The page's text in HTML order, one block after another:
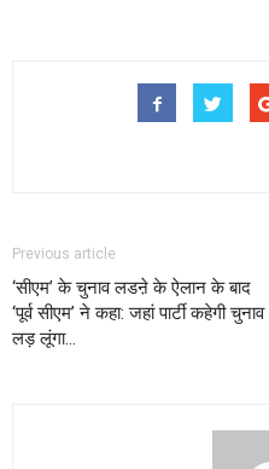
Previous article
‘सीएम’ के चुनाव लडऩे के ऐलान के बाद
‘पूर्व सीएम’ ने कहा: जहां पार्टी कहेगी चुनाव
लड़ लूंगा…